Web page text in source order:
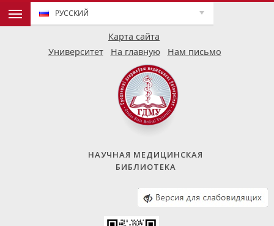
Карта сайта
РУССКИЙ
Университет На главную Нам письмо
НАУЧНАЯ МЕДИЦИНСКАЯ
БИБЛИОТЕКА